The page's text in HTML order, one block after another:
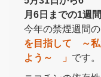
月6日までの1週
今年の禁煙週間
を目指して ～私
よう～ 」 です。